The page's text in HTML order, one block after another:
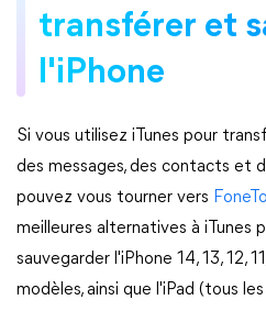
transférer et
l'iPhone
Si vous utilisez iTunes pour
des messages, des contacts et
pouvez vous tourner vers
meilleures alternatives à iTunes
sauvegarder l'iPhone 14, 13, 12,
modèles, ainsi que l'iPad (tous